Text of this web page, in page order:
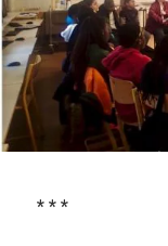
* * *